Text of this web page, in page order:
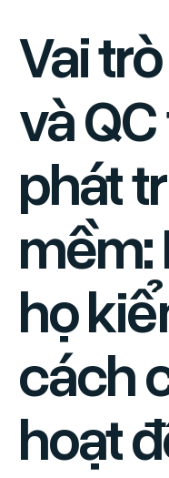
Vai
và
phát
mềm:
họ
cách
hoạt